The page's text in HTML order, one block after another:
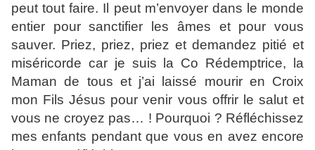
peut tout faire. Il peut m’envoyer dans le monde
entier pour sanctifier les âmes et pour vous
sauver. Priez, priez, priez et demandez pitié et
miséricorde car je suis la Co Rédemptrice, la
Maman de tous et j’ai laissé mourir en Croix
mon Fils Jésus pour venir vous offrir le salut et
vous ne croyez pas… ! Pourquoi ? Réfléchissez
mes enfants pendant que vous en avez encore